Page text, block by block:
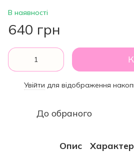
В наявності
640 грн
Увійти для відображення
До обраного
Опис